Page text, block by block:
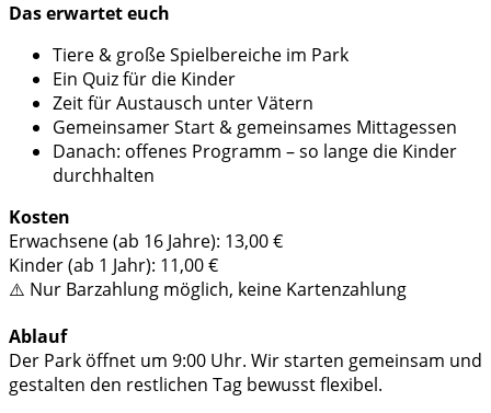
Das erwartet euch
Tiere & große Spielbereiche im Park
Ein Quiz für die Kinder
Zeit für Austausch unter Vätern
Gemeinsamer Start & gemeinsames Mittagessen
Danach: offenes Programm – so lange die Kinder
durchhalten
Kosten
Erwachsene (ab 16 Jahre): 13,00 €
Kinder (ab 1 Jahr): 11,00 €
⚠️ Nur Barzahlung möglich, keine Kartenzahlung
Ablauf
Der Park öffnet um 9:00 Uhr. Wir starten gemeinsam und
gestalten den restlichen Tag bewusst flexibel.